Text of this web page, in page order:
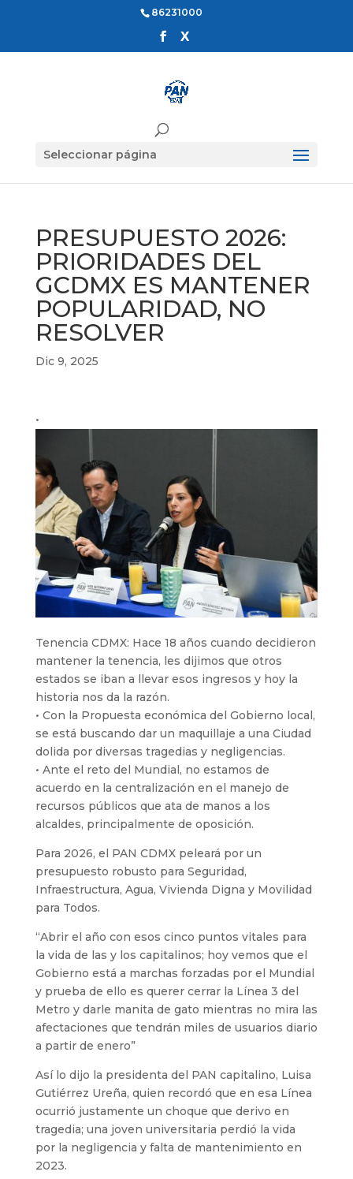
86231000
Seleccionar página
PRESUPUESTO 2026:
PRIORIDADES DEL
GCDMX ES MANTENER
POPULARIDAD, NO
RESOLVER
Dic 9, 2025
•
Tenencia CDMX: Hace 18 años cuando decidieron
mantener la tenencia, les dijimos que otros
estados se iban a llevar esos ingresos y hoy la
historia nos da la razón.
• Con la Propuesta económica del Gobierno local,
se está buscando dar un maquillaje a una Ciudad
dolida por diversas tragedias y negligencias.
• Ante el reto del Mundial, no estamos de
acuerdo en la centralización en el manejo de
recursos públicos que ata de manos a los
alcaldes, principalmente de oposición.
Para 2026, el PAN CDMX peleará por un
presupuesto robusto para Seguridad,
Infraestructura, Agua, Vivienda Digna y Movilidad
para Todos.
“Abrir el año con esos cinco puntos vitales para
la vida de las y los capitalinos; hoy vemos que el
Gobierno está a marchas forzadas por el Mundial
y prueba de ello es querer cerrar la Línea 3 del
Metro y darle manita de gato mientras no mira las
afectaciones que tendrán miles de usuarios diario
a partir de enero”
Así lo dijo la presidenta del PAN capitalino, Luisa
Gutiérrez Ureña, quien recordó que en esa Línea
ocurrió justamente un choque que derivo en
tragedia; una joven universitaria perdió la vida
por la negligencia y falta de mantenimiento en
2023.